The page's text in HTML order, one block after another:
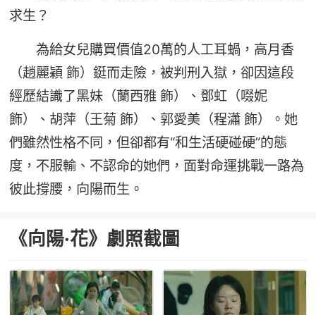
求生？
為給女兒購買價值20萬的人工耳蝸，高月香
（趙麗穎 飾）鋌而走險，被判刑入獄，卻因這段
經歷結識了黑妹（蘭西雅 飾）、鄧虹（啜妮
飾）、胡萍（王菊 飾）、郭愛美（程瀟 飾）。她
們雖然性格不同，但卻都有“和生活硬碰硬”的態
度，不服輸、不認命的她們，面對命運挑戰一路為
彼此撐腰，向陽而生。
《向陽·花》劇照截圖